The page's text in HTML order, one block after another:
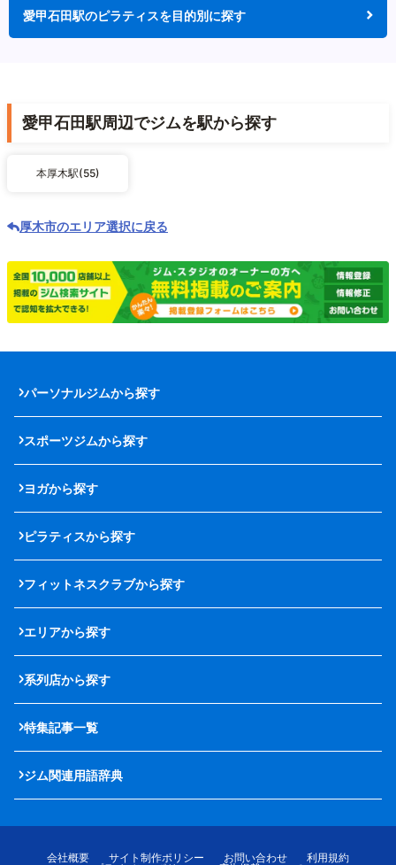
愛甲石田駅のピラティスを目的別に探す
愛甲石田駅周辺でジムを駅から探す
本厚木駅(55)
厚木市のエリア選択に戻る
パーソナルジムから探す
スポーツジムから探す
ヨガから探す
ピラティスから探す
フィットネスクラブから探す
エリアから探す
系列店から探す
特集記事一覧
ジム関連用語辞典
会社概要 サイト制作ポリシー お問い合わせ
利用規約